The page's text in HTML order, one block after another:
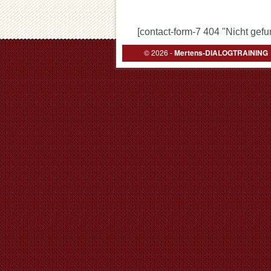
[contact-form-7 404 "Nicht
© 2026 -Mertens-DIALOGTRAINING